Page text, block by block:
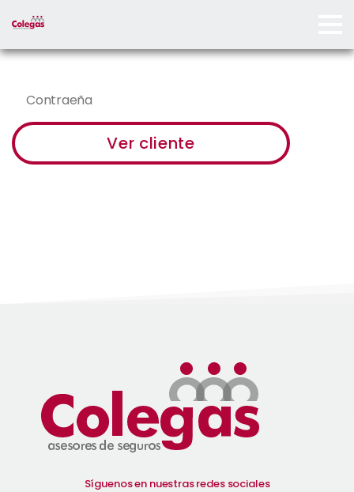
Síguenos en nuestras redes sociales